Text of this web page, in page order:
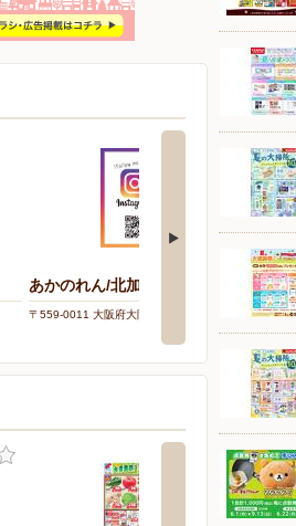
あかのれん/北加賀屋店
〒559-0011 大阪府大阪市住之江区北加賀屋3-5-37